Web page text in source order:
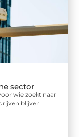
sector
wie zoekt naar
blijven